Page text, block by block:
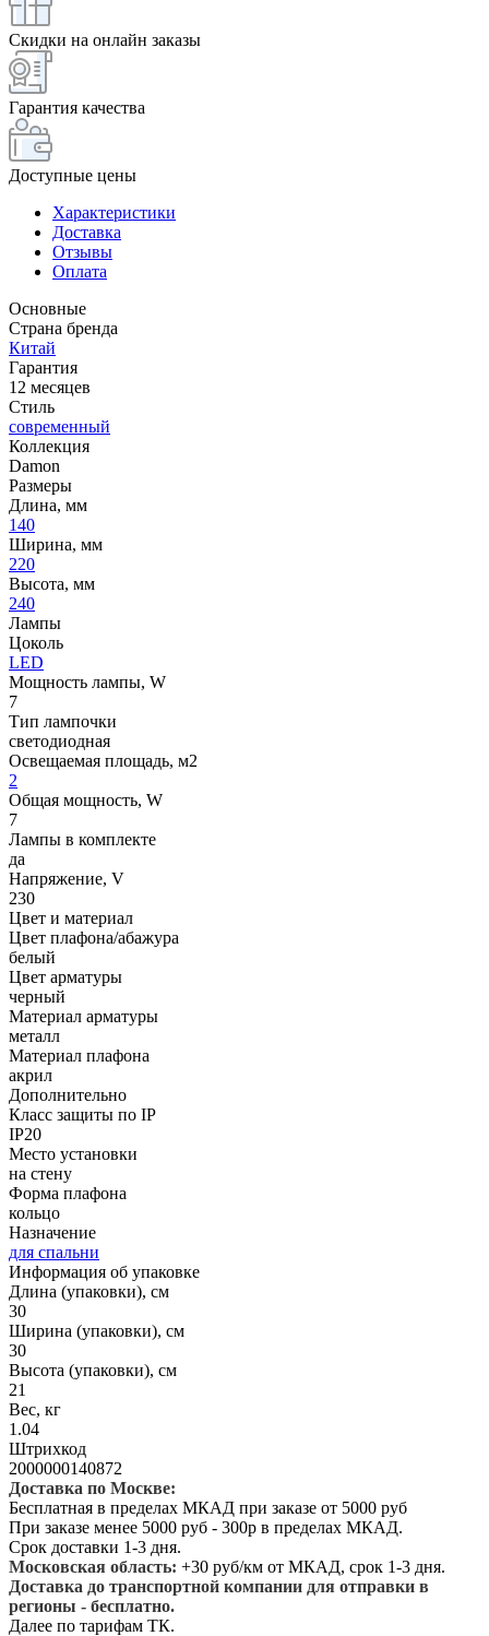
Скидки на онлайн заказы
Гарантия качества
Доступные цены
Характеристики
Доставка
Отзывы
Оплата
Основные
Страна бренда
Китай
Гарантия
12 месяцев
Стиль
современный
Коллекция
Damon
Размеры
Длина, мм
140
Ширина, мм
220
Высота, мм
240
Лампы
Цоколь
LED
Мощность лампы, W
7
Тип лампочки
светодиодная
Освещаемая площадь, м2
2
Общая мощность, W
7
Лампы в комплекте
да
Напряжение, V
230
Цвет и материал
Цвет плафона/абажура
белый
Цвет арматуры
черный
Материал арматуры
металл
Материал плафона
акрил
Дополнительно
Класс защиты по IP
IP20
Место установки
на стену
Форма плафона
кольцо
Назначение
для спальни
Информация об упаковке
Длина (упаковки), см
30
Ширина (упаковки), см
30
Высота (упаковки), см
21
Вес, кг
1.04
Штрихкод
2000000140872
Доставка по Москве:
Бесплатная в пределах МКАД при заказе от 5000 руб
При заказе менее 5000 руб - 300р в пределах МКАД.
Срок доставки 1-3 дня.
Московская область: +30 руб/км от МКАД, срок 1-3 дня.
Доставка до транспортной компании для отправки в
регионы - бесплатно.
Далее по тарифам ТК.